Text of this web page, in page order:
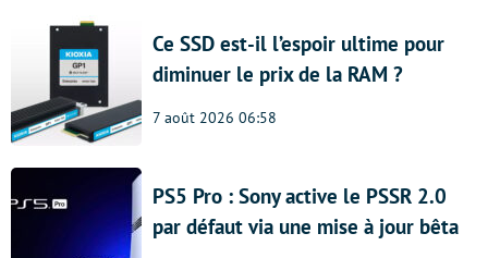
Ce SSD est-il l’espoir ultime pour
diminuer le prix de la RAM ?
7 août 2026 06:58
PS5 Pro : Sony active le PSSR 2.0
par défaut via une mise à jour bêta